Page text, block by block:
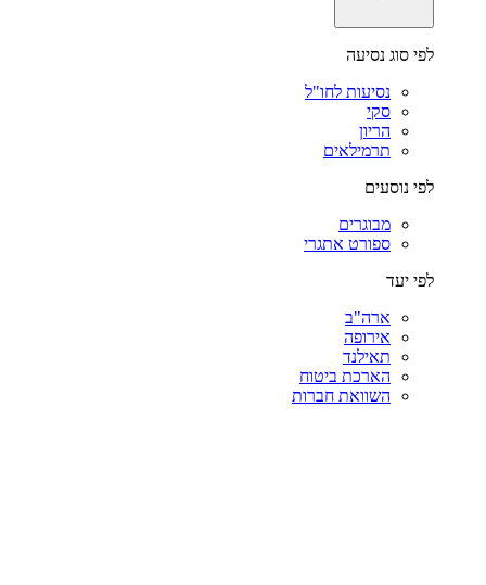
לפי סוג נסיעה
נסיעות לחו"ל
סקי
הריון
תרמילאים
לפי נוסעים
מבוגרים
ספורט אתגרי
לפי יעד
ארה"ב
אירופה
תאילנד
הארכת ביטוח
השוואת חברות